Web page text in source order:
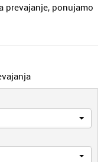
prevajanje, ponujamo